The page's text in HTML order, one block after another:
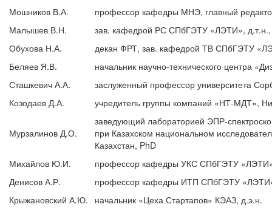
Мошников В.А.
профессор кафедры МНЭ, главный
Малышев В.Н.
зав. кафедрой РС СПбГЭТУ «ЛЭТИ»,
Обухова Н.А.
декан ФРТ, зав. кафедрой ТВ СПбГЭТУ
Беляев Я.В.
начальник научно-технического центра
Сташкевич А.А.
заслуженный профессор университета
Козодаев Д.А.
учредитель группы компаний «НТ-МДТ»,
Мурзалинов Д.О.
заведующий лабораторией ЭПР-
при Казахском национальном
Казахстан, PhD
Михайлов Ю.И.
профессор кафедры УКС СПбГЭТУ
Денисов А.Р.
профессор кафедры ИТП СПбГЭТУ
Крыжановский А.Ю.
начальник «Цеха Стартапов» КЭАЗ, д.э.н.